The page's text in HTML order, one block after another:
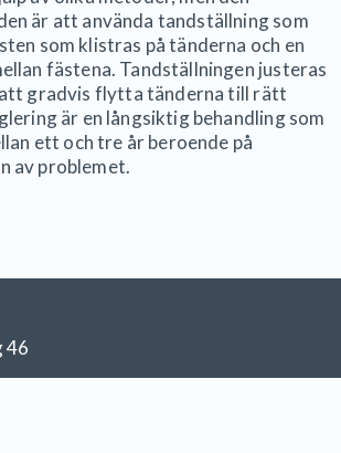
är att använda tandställning som
som klistras på tänderna och en
fästena. Tandställningen justeras
gradvis flytta tänderna till rätt
är en långsiktig behandling som
ett och tre år beroende på
av problemet.
46